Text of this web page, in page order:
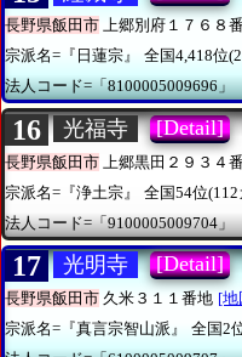
長野県飯田市 上郷別府１７６８
宗派名=『日蓮宗』
全国4,418位
法人コード=「8100005009696」
16 光福寺 [Detail]
長野県飯田市 上郷黒田２９３４
宗派名=『浄土宗』
全国54位
法人コード=「9100005009704」
17 光明寺 [Detail]
長野県飯田市 久米３１１番地 [地
宗派名=『真言宗智山派』
全国2